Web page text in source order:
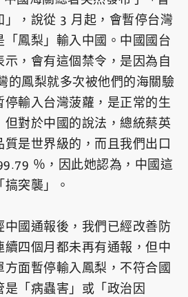
」，說從 3 月起，會暫停台灣
「鳳梨」輸入中國。中國國台
，會有這個禁令，是因為自
的鳳梨就多次被他們的海關驗
停輸入台灣菠蘿，是正常的生
但對於中國的說法，總統蔡英
是世界級的，而且我們出口
％，因此她認為，中國這
突襲」。
中國通報後，我們已經改善防
四個月都未再有通報，但中
方面暫停輸入鳳梨，不符合國
是「病蟲害」或「政治因